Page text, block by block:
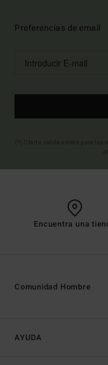
Preferencias de email
Encuentra una
AYUDA
Comunidad Hombre